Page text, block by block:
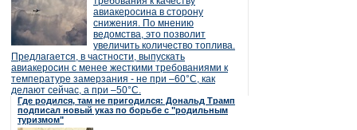
авиакеросина в сторону
снижения. По мнению
ведомства, это позволит
увеличить количество топлива.
Предлагается, в частности, выпускать
авиакеросин с менее жесткими требованиями к
температуре замерзания - не при –60°C, как
делают сейчас, а при –50°C.
Где родился, там не пригодился: Дональд Трамп
подписал новый указ по борьбе с "родильным
туризмом"